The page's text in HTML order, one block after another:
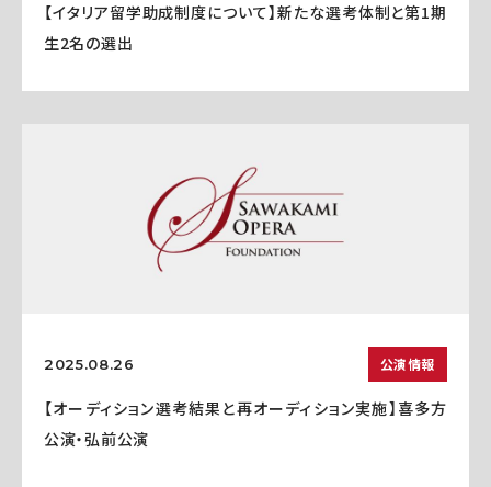
【イタリア留学助成制度について】新たな選考体制と第1期
生2名の選出
2025.08.26 公演情報
【オーディション選考結果と再オーディション実施】喜多方
公演・弘前公演